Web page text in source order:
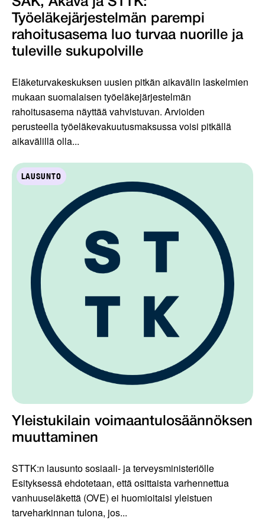
Työeläkejärjestelmän parempi
rahoitusasema luo turvaa nuorille ja
tuleville sukupolville
Eläketurvakeskuksen uusien pitkän aikavälin laskelmien
mukaan suomalaisen työeläkejärjestelmän
rahoitusasema näyttää vahvistuvan. Arvioiden
perusteella työeläkevakuutusmaksussa voisi pitkällä
aikavälillä olla...
LAUSUNTO
Yleistukilain voimaantulosäännöksen
muuttaminen
STTK:n lausunto sosiaali- ja terveysministeriölle
Esityksessä ehdotetaan, että osittaista varhennettua
vanhuuseläkettä (OVE) ei huomioitaisi yleistuen
tarveharkinnan tulona, jos...